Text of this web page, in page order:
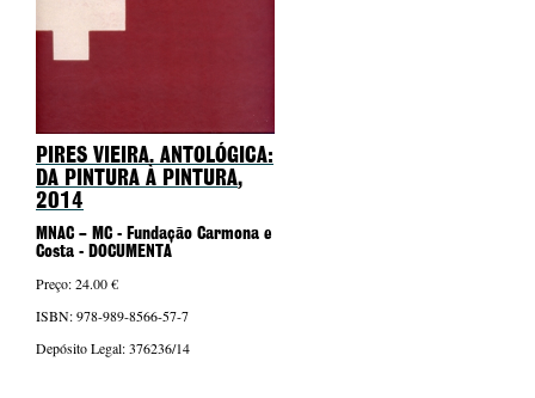
PIRES VIEIRA. ANTOLÓGICA:
DA PINTURA À PINTURA,
2014
MNAC – MC - Fundação Carmona e
Costa - DOCUMENTA
Preço: 24.00 €
ISBN: 978-989-8566-57-7
Depósito Legal: 376236/14